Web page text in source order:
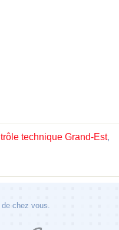
technique Grand-Est,
chez vous.